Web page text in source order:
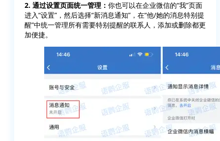
2. 通过设置页面统一管理： 你也可以在企业微信的“我”页面
进入“设置”，然后选择“新消息通知”，在“他/她的消息特别提
醒”中统一管理所有需要特别提醒的联系人，添加或删除都更
加便捷。